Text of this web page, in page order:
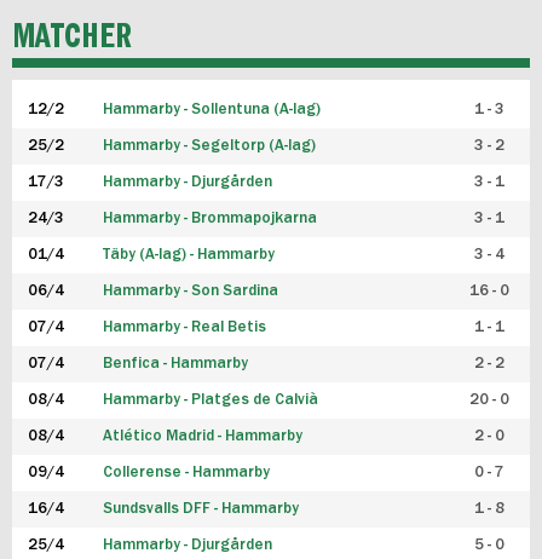
P19
F19
FUTSAL HERR
FUTSAL DAM
MATCHER
12/2 Hammarby - Sollentuna (A-lag) 1 - 3
25/2 Hammarby - Segeltorp (A-lag) 3 - 2
17/3 Hammarby - Djurgården 3 - 1
24/3 Hammarby - Brommapojkarna 3 - 1
01/4 Täby (A-lag) - Hammarby 3 - 4
06/4 Hammarby - Son Sardina 16 - 0
07/4 Hammarby - Real Betis 1 - 1
07/4 Benfica - Hammarby 2 - 2
08/4 Hammarby - Platges de Calvià 20 - 0
08/4 Atlético Madrid - Hammarby 2 - 0
09/4 Collerense - Hammarby 0 - 7
16/4 Sundsvalls DFF - Hammarby 1 - 8
25/4 Hammarby - Djurgården 5 - 0